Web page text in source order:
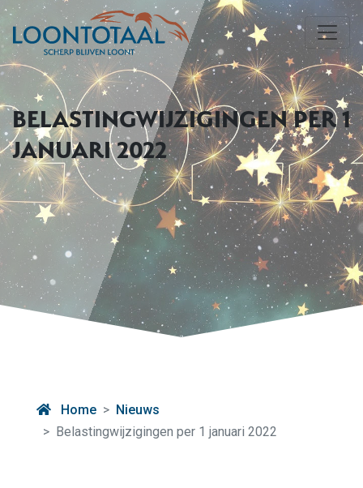
BELASTINGWIJZIGINGEN PER 1
JANUARI 2022
Home
Nieuws
Belastingwijzigingen per 1 januari 2022